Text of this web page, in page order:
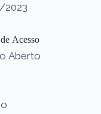
2023
Acesso
Aberto